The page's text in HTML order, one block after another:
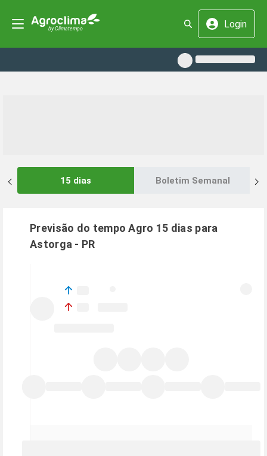
Login
15 dias Boletim Semanal
Previsão do tempo Agro 15 dias para
Astorga - PR